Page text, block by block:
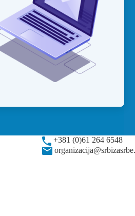
+381 (0)61 264 6548